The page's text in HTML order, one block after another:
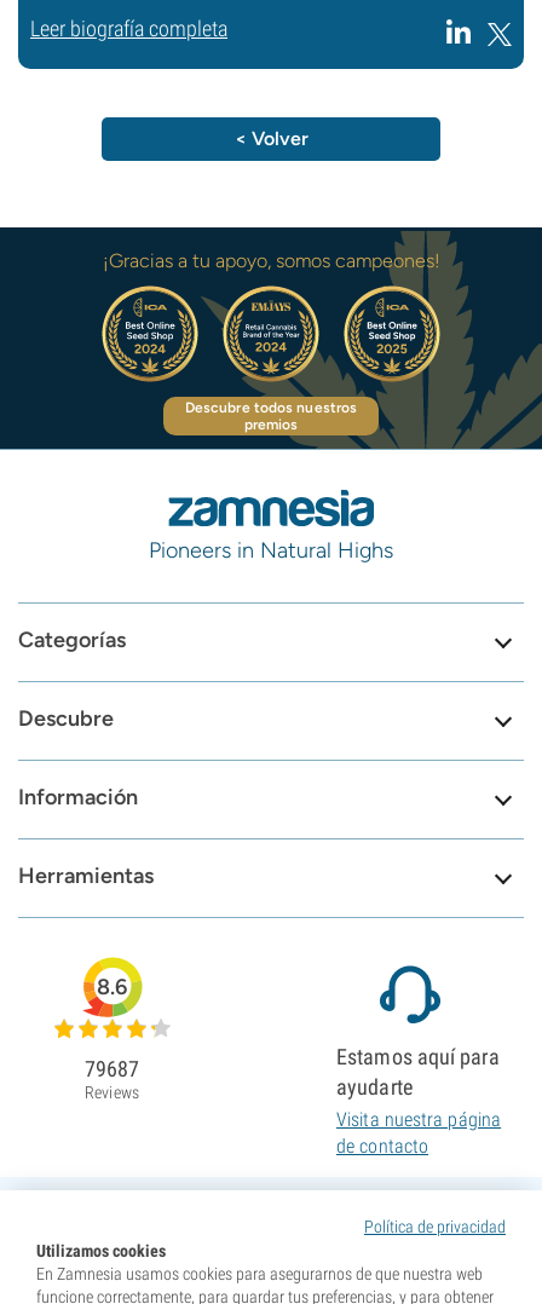
Leer biografía completa
< Volver
¡Gracias a tu apoyo, somos campeones!
Descubre todos nuestros
premios
Pioneers in Natural Highs
Categorías
Descubre
Información
Herramientas
Política de privacidad
Utilizamos cookies
En Zamnesia usamos cookies para asegurarnos de que nuestra web
funcione correctamente, para guardar tus preferencias, y para obtener
8.6
79687
Reviews
Estamos aquí para
ayudarte
Visita nuestra página
de contacto